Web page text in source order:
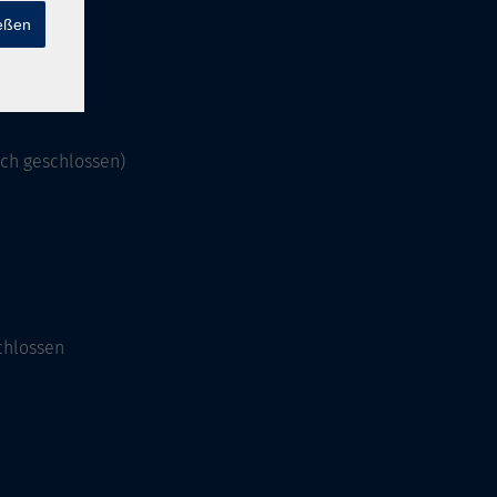
geschlossen)